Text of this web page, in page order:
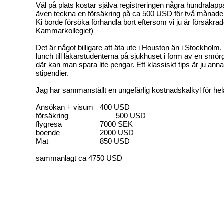
Väl på plats kostar själva registreringen några
även teckna en försäkring på ca 500 USD för två
Ki borde försöka förhandla bort eftersom vi ju är
Kammarkollegiet)
Det är något billigare att äta ute i Houston än i
lunch till läkarstudenterna på sjukhuset i form av en
där kan man spara lite pengar. Ett klassiskt tips är ju
stipendier.
Jag har sammanställt en ungefärlig kostnadskalkyl för
Ansökan + visum
400 USD
försäkring
500 USD
flygresa
7000 SEK
boende
2000 USD
Mat
850 USD
sammanlagt ca 4750 USD